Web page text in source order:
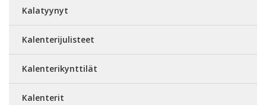
Kalatyynyt
Kalenterijulisteet
Kalenterikynttilät
Kalenterit